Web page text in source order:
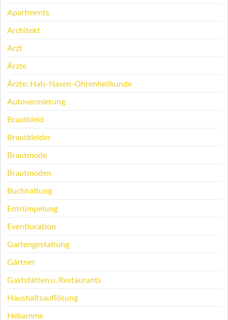
Apartments
Architekt
Arzt
Ärzte
Ärzte: Hals-Nasen-Ohrenheilkunde
Autovermietung
Brautkleid
Brautkleider
Brautmode
Brautmoden
Buchhaltung
Entrümpelung
Eventlocation
Gartengestaltung
Gärtner
Gaststätten u. Restaurants
Haushaltsauflösung
Hebamme